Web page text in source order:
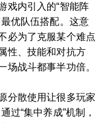
戏内引入的“智能阵
优队伍搭配。这意
必为了克服某个难点
性、技能和对抗方
场战斗都事半功倍。
分散使用让很多玩家
过“集中养成”机制，